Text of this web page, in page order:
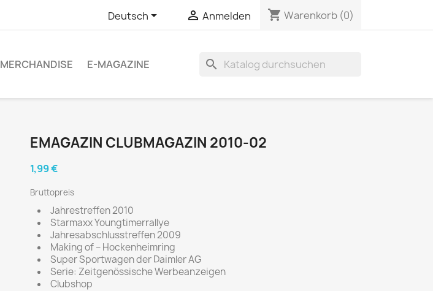
Deutsch  Anmelden shopping_cart Warenkorb (0)
MERCHANDISE E-MAGAZINE search
EMAGAZIN CLUBMAGAZIN 2010-02
1,99 €
Bruttopreis
Jahrestreffen 2010
Starmaxx Youngtimerrallye
Jahresabschlusstreffen 2009
Making of – Hockenheimring
Super Sportwagen der Daimler AG
Serie: Zeitgenössische Werbeanzeigen
Clubshop